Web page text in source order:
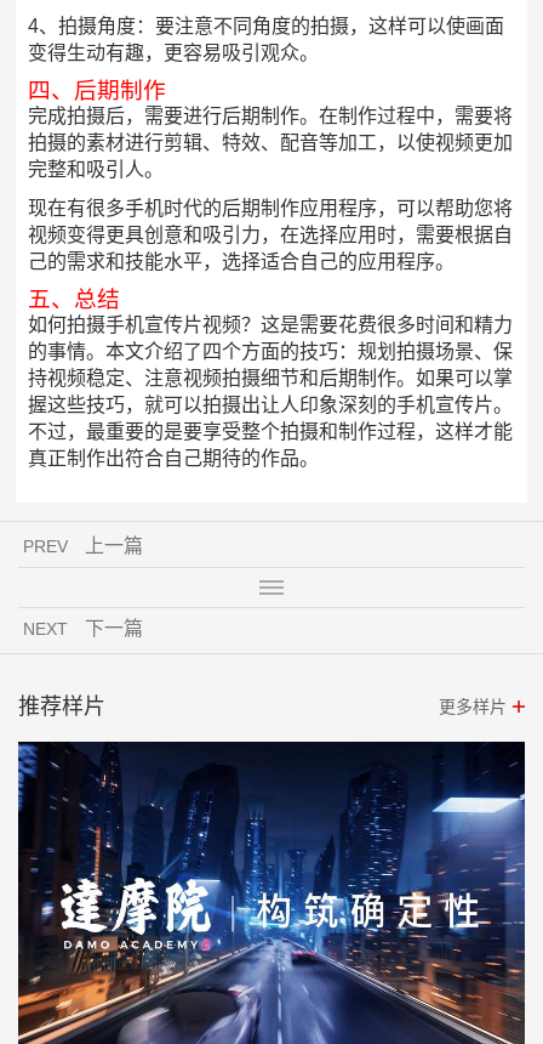
4、拍摄角度：要注意不同角度的拍摄，这样可以使画面
变得生动有趣，更容易吸引观众。
四、后期制作
完成拍摄后，需要进行后期制作。在制作过程中，需要将
拍摄的素材进行剪辑、特效、配音等加工，以使视频更加
完整和吸引人。
现在有很多手机时代的后期制作应用程序，可以帮助您将
视频变得更具创意和吸引力，在选择应用时，需要根据自
己的需求和技能水平，选择适合自己的应用程序。
五、总结
如何拍摄手机宣传片视频？这是需要花费很多时间和精力
的事情。本文介绍了四个方面的技巧：规划拍摄场景、保
持视频稳定、注意视频拍摄细节和后期制作。如果可以掌
握这些技巧，就可以拍摄出让人印象深刻的手机宣传片。
不过，最重要的是要享受整个拍摄和制作过程，这样才能
真正制作出符合自己期待的作品。
PREV 上一篇
NEXT 下一篇
推荐样片 更多样片